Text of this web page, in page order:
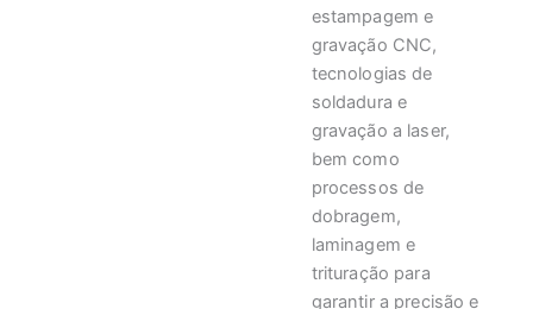
estampagem e
gravação CNC,
tecnologias de
soldadura e
gravação a laser,
bem como
processos de
dobragem,
laminagem e
trituração para
garantir a precisão e